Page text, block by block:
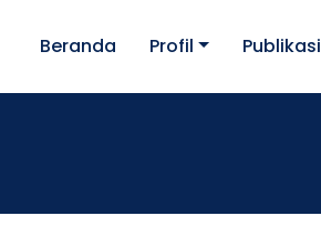
Beranda Profil Publikasi